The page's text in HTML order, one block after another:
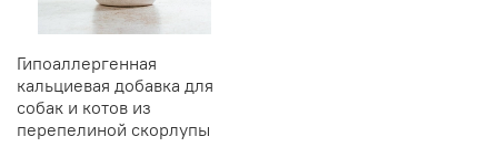
Гипоаллергенная
кальциевая добавка для
собак и котов из
перепелиной скорлупы